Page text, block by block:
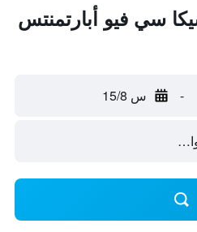
سي فيو أبارتمنتس
- س 15/8